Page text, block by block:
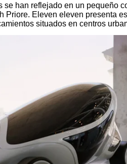
se han reflejado en un pequeño
Priore. Eleven eleven presenta
situados en centros